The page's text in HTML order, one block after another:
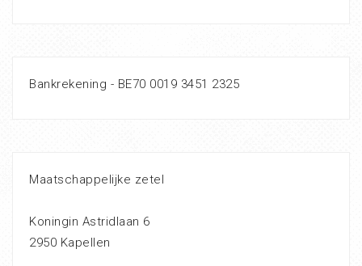
Bankrekening - BE70 0019 3451 2325
Maatschappelijke zetel
Koningin Astridlaan 6
2950 Kapellen